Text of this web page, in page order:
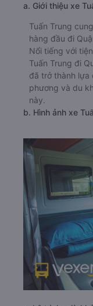
a. Giới thiệu xe
Tuấn Trung
hàng đầu đi
Nổi tiếng với
Tuấn Trung đi
đã trở thành lựa
phương và du
này.
b. Hình ảnh xe